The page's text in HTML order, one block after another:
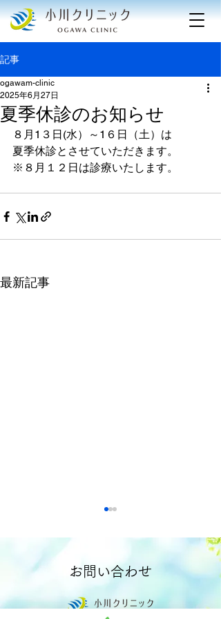
記事
夏季休診のお知らせ
ogawam-clinic
2025年6月27日
８月1３日(水）～1６日（土）は
夏季休診とさせていただきます。
※８月１２日は診療いたします。
最新記事
８月1２日(水）～1５日
（土）は 夏季休診とさせてい
ただきます。 ※８月１0日は
診療いたします。
お問い合わせ